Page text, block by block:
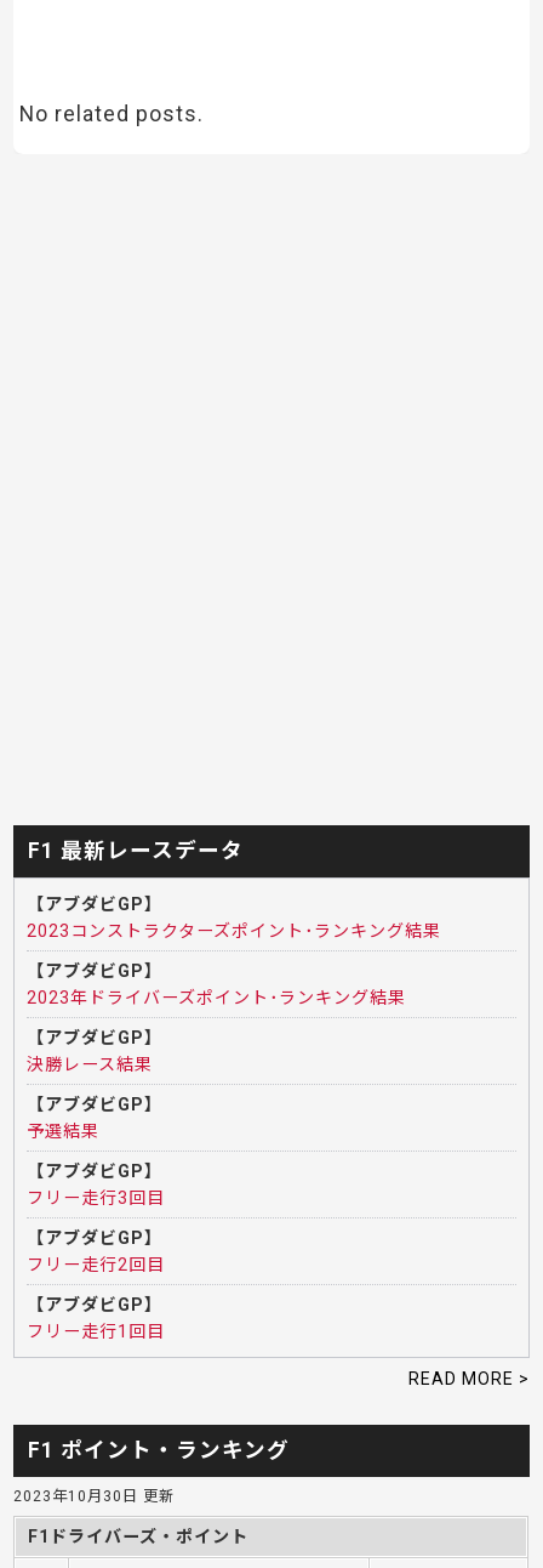
No related posts.
F1 最新レースデータ
【アブダビGP】
2023コンストラクターズポイント･ランキング結果
【アブダビGP】
2023年ドライバーズポイント･ランキング結果
【アブダビGP】
決勝レース結果
【アブダビGP】
予選結果
【アブダビGP】
フリー走行3回目
【アブダビGP】
フリー走行2回目
【アブダビGP】
フリー走行1回目
READ MORE >
F1 ポイント・ランキング
2023年10月30日 更新
F1ドライバーズ・ポイント